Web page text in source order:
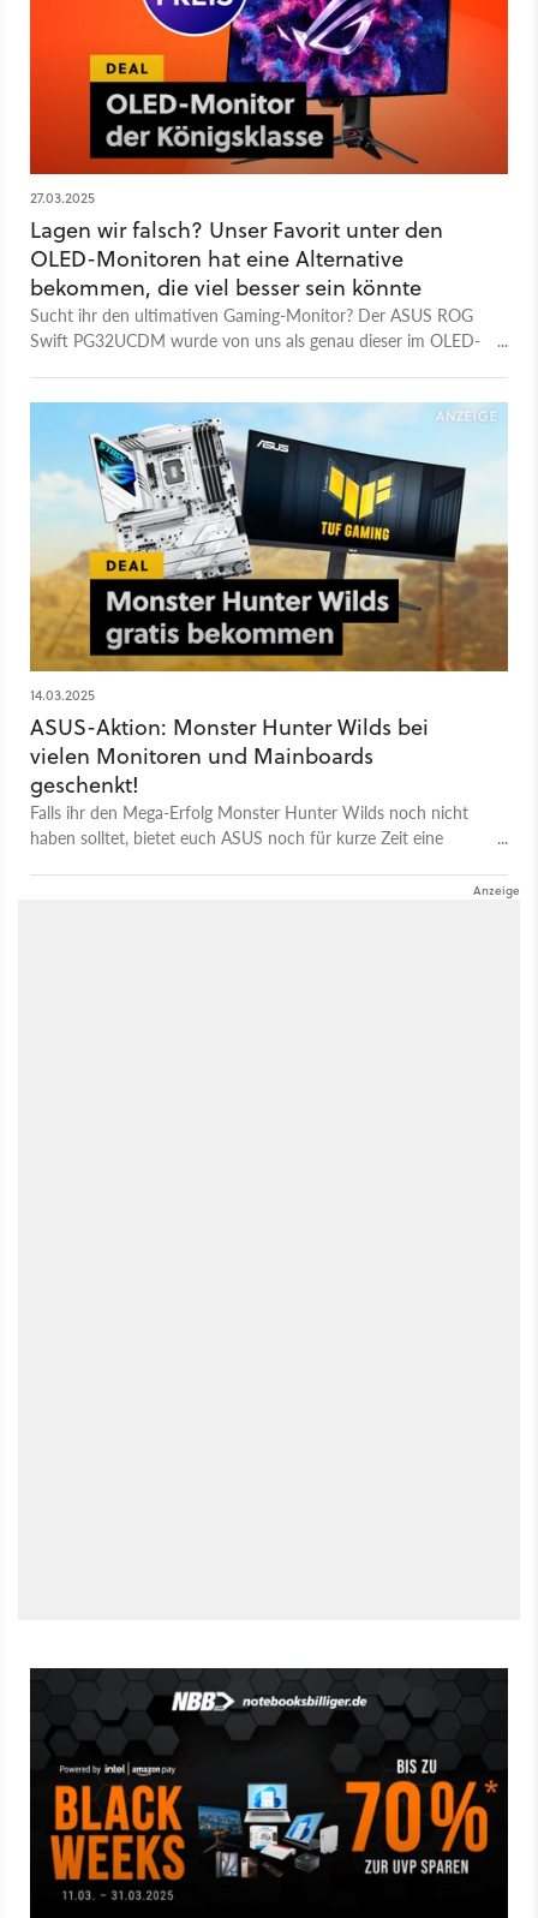
27.03.2025
Lagen wir falsch? Unser Favorit unter den
OLED-Monitoren hat eine Alternative
bekommen, die viel besser sein könnte
Sucht ihr den ultimativen Gaming-Monitor? Der ASUS ROG
Swift PG32UCDM wurde von uns als genau dieser im OLED-
14.03.2025
ASUS-Aktion: Monster Hunter Wilds bei
vielen Monitoren und Mainboards
geschenkt!
Falls ihr den Mega-Erfolg Monster Hunter Wilds noch nicht
haben solltet, bietet euch ASUS noch für kurze Zeit eine